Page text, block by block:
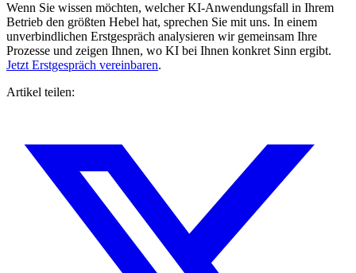
Wenn Sie wissen möchten, welcher KI-Anwendungsfall in Ihrem
Betrieb den größten Hebel hat, sprechen Sie mit uns. In einem
unverbindlichen Erstgespräch analysieren wir gemeinsam Ihre
Prozesse und zeigen Ihnen, wo KI bei Ihnen konkret Sinn ergibt.
Jetzt Erstgespräch vereinbaren.
Artikel teilen: